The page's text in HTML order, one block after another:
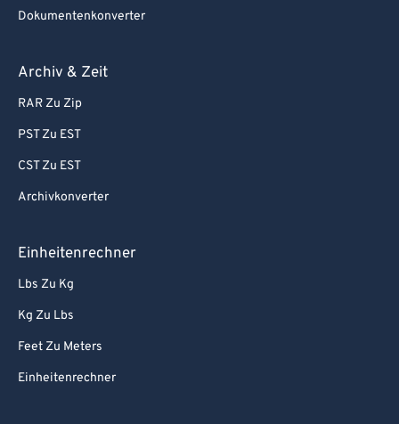
Dokumentenkonverter
Archiv & Zeit
RAR Zu Zip
PST Zu EST
CST Zu EST
Archivkonverter
Einheitenrechner
Lbs Zu Kg
Kg Zu Lbs
Feet Zu Meters
Einheitenrechner